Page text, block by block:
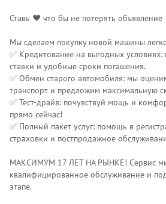
Ставь ❤️ что бы не потерять объявление
Мы сделаем покупку новой машины
✅ Кредитование на выгодных
ставки и удобные сроки погашения.
✅ Обмен старого автомобиля: мы
транспорт и предложим максимальную
✅ Тест-драйв: почувствуй мощь и
прямо сейчас!
✅ Полный пакет услуг: помощь в
страховки и постпродажное
МАКСИМУМ 17 ЛЕТ НА РЫНКЕ! Сервис
квалифицированное обслуживание и
этапе.